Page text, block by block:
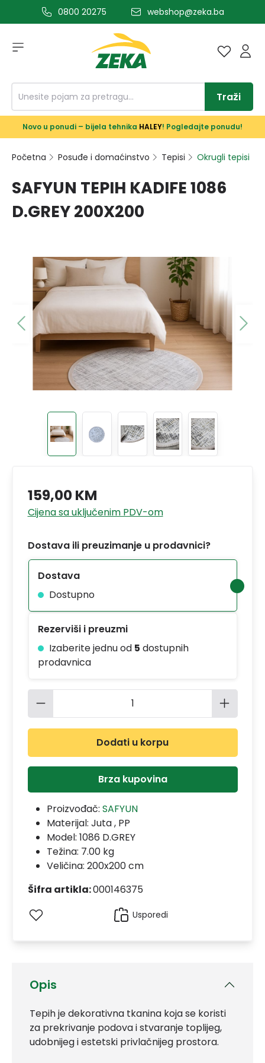
glavni sadržaj0800 20275 webshop@zeka.ba
Traži
Novo u ponudi – bijela tehnika HALEY! Pogledajte ponudu!
Početna Posuđe i domaćinstvo Tepisi Okrugli tepisi
SAFYUN TEPIH KADIFE 1086
D.GREY 200X200
Opis
Tepih je dekorativna tkanina koja se koristi
za prekrivanje podova i stvaranje toplijeg,
udobnijeg i estetski privlačnijeg prostora.
159,00 KM
Cijena sa uključenim PDV-om
Dostava ili preuzimanje u prodavnici?
Dostava
Dostupno
Rezerviši i preuzmi
Izaberite jednu od 5 dostupnih
prodavnica
Količina proizvoda: Unesite
Dodati u korpu
Brza kupovina
Proizvođač: SAFYUN
Materijal: Juta , PP
Model: 1086 D.GREY
Težina: 7.00 kg
Veličina: 200x200 cm
Šifra artikla:000146375
Usporedi